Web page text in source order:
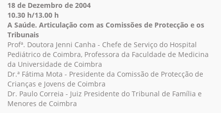
18 de Dezembro de 2004
10.30 h/13.00 h
A Saúde. Articulação com as Comissões de Protecção e os
Tribunais
Profª. Doutora Jenni Canha - Chefe de Serviço do Hospital
Pediátrico de Coimbra, Professora da Faculdade de Medicina
da Universidade de Coimbra
Dr.ª Fátima Mota - Presidente da Comissão de Protecção de
Crianças e Jovens de Coimbra
Dr. Paulo Correia - Juiz Presidente do Tribunal de Família e
Menores de Coimbra